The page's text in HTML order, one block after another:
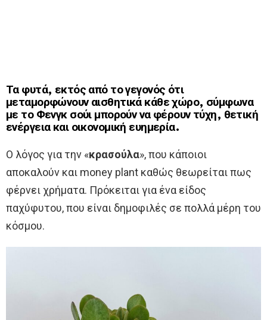
Τα φυτά, εκτός από το γεγονός ότι
μεταμορφώνουν αισθητικά κάθε χώρο, σύμφωνα
με το Φενγκ σούι μπορούν να φέρουν τύχη, θετική
ενέργεια και οικονομική ευημερία.
Ο λόγος για την «κρασούλα», που κάποιοι
αποκαλούν και money plant καθώς θεωρείται πως
φέρνει χρήματα. Πρόκειται για ένα είδος
παχύφυτου, που είναι δημοφιλές σε πολλά μέρη του
κόσμου.